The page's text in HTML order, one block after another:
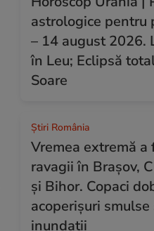
astrologice pentru
– 14 august 2026.
în Leu; Eclipsă
Soare
Știri România
Vremea extremă a
ravagii în Brașov,
și Bihor. Copaci
acoperișuri smulse
inundații